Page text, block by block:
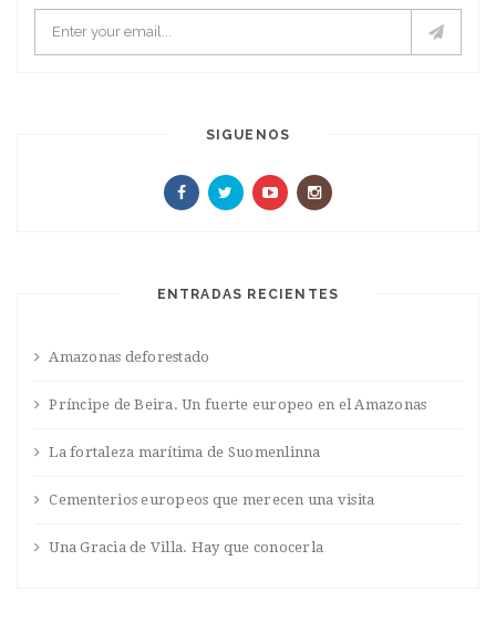
SIGUENOS
ENTRADAS RECIENTES
Amazonas deforestado
Príncipe de Beira. Un fuerte europeo en el Amazonas
La fortaleza marítima de Suomenlinna
Cementerios europeos que merecen una visita
Una Gracia de Villa. Hay que conocerla